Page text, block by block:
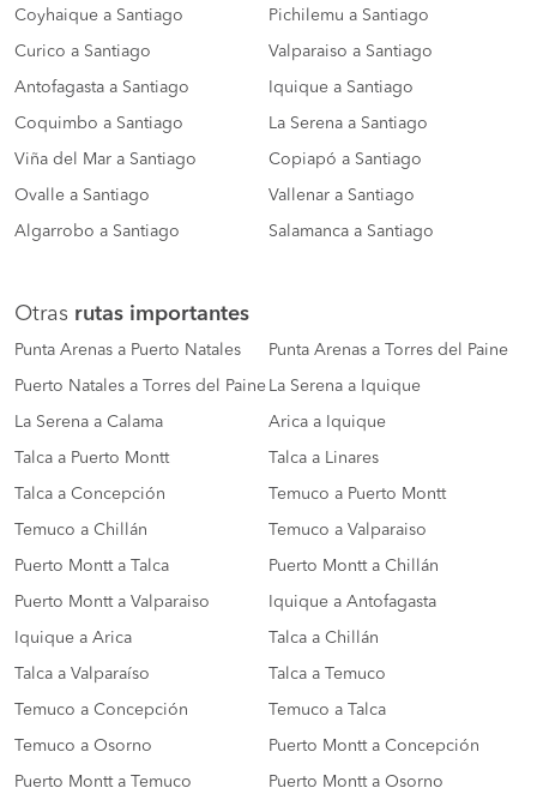
Coyhaique a Santiago Pichilemu a Santiago
Curico a Santiago Valparaiso a Santiago
Antofagasta a Santiago Iquique a Santiago
Coquimbo a Santiago La Serena a Santiago
Viña del Mar a Santiago Copiapó a Santiago
Ovalle a Santiago Vallenar a Santiago
Algarrobo a Santiago Salamanca a Santiago
Otras rutas importantes
Punta Arenas a Puerto Natales Punta Arenas a Torres del Paine
Puerto Natales a Torres del Paine La Serena a Iquique
La Serena a Calama Arica a Iquique
Talca a Puerto Montt Talca a Linares
Talca a Concepción Temuco a Puerto Montt
Temuco a Chillán Temuco a Valparaiso
Puerto Montt a Talca Puerto Montt a Chillán
Puerto Montt a Valparaiso Iquique a Antofagasta
Iquique a Arica Talca a Chillán
Talca a Valparaíso Talca a Temuco
Temuco a Concepción Temuco a Talca
Temuco a Osorno Puerto Montt a Concepción
Puerto Montt a Temuco Puerto Montt a Osorno